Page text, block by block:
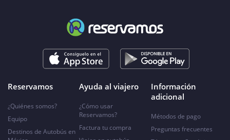
Reservamos
¿Quiénes somos?
Equipo
Destinos de Autobús en
Ayuda al viajero
¿Cómo usar
Reservamos?
Factura tu compra
Información
adicional
Métodos de pago
Preguntas frecuentes